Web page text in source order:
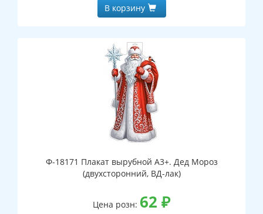
В корзину
Ф-18171 Плакат вырубной А3+. Дед Мороз
(двухсторонний, ВД-лак)
Цена розн: 62 ₽